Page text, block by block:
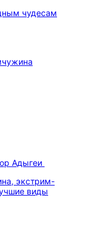
чудесам
Адыгеи
экстрим-
виды